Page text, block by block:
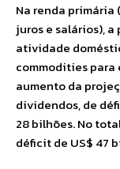
Na renda primária
juros e salários),
atividade
commodities para
aumento da
dividendos, de
28 bilhões. No
déficit de US$ 47